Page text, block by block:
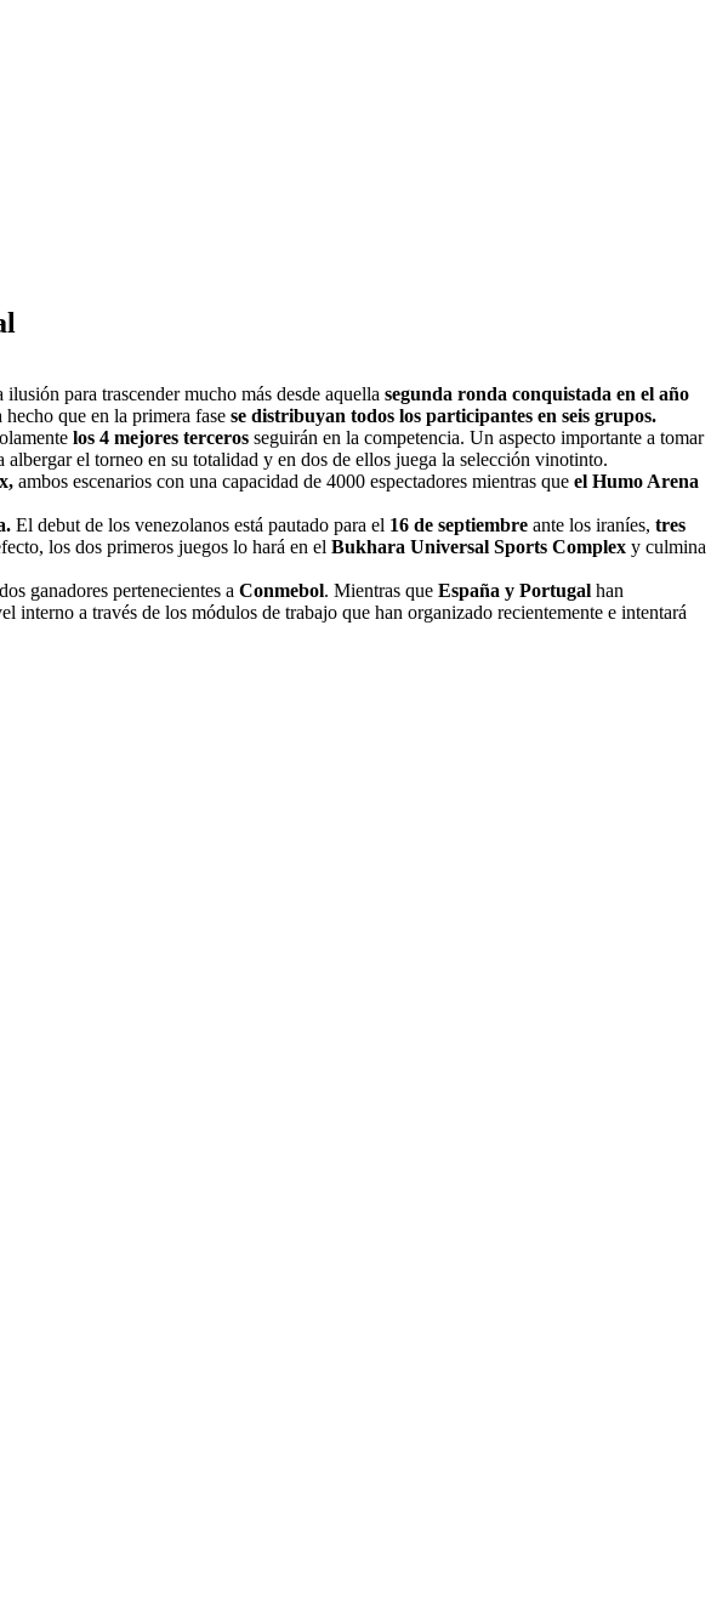
para trascender mucho más desde aquella segunda ronda conquistada en el año
que en la primera fase se distribuyan todos los participantes en seis grupos.
los 4 mejores terceros seguirán en la competencia. Un aspecto importante a tomar
albergar el torneo en su totalidad y en dos de ellos juega la selección vinotinto.
ambos escenarios con una capacidad de 4000 espectadores mientras que el Humo Arena
El debut de los venezolanos está pautado para el 16 de septiembre ante los iraníes, tres
los dos primeros juegos lo hará en el Bukhara Universal Sports Complex y culmina
ganadores pertenecientes a Conmebol. Mientras que España y Portugal han
a través de los módulos de trabajo que han organizado recientemente e intentará